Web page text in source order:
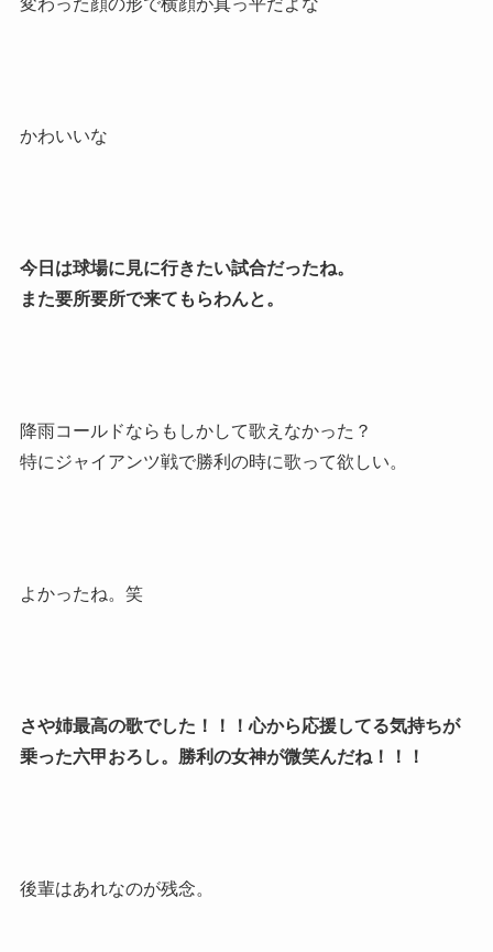
変わった顔の形で横顔が真っ平だよな
かわいいな
今日は球場に見に行きたい試合だったね。
また要所要所で来てもらわんと。
降雨コールドならもしかして歌えなかった？
特にジャイアンツ戦で勝利の時に歌って欲しい。
よかったね。笑
さや姉最高の歌でした！！！心から応援してる気持ちが
乗った六甲おろし。勝利の女神が微笑んだね！！！
後輩はあれなのが残念。